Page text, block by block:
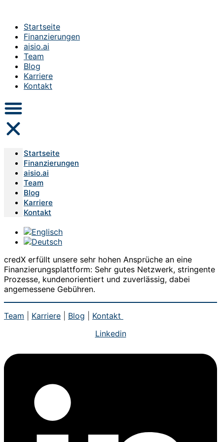
Startseite
Finanzierungen
aisio.ai
Team
Blog
Karriere
Kontakt
Startseite
Finanzierungen
aisio.ai
Team
Blog
Karriere
Kontakt
credX erfüllt unsere sehr hohen Ansprüche an eine
Finanzierungsplattform: Sehr gutes Netzwerk, stringente
Prozesse, kundenorientiert und zuverlässig, dabei
angemessene Gebühren.
Team Karriere Blog
Kontakt
Linkedin